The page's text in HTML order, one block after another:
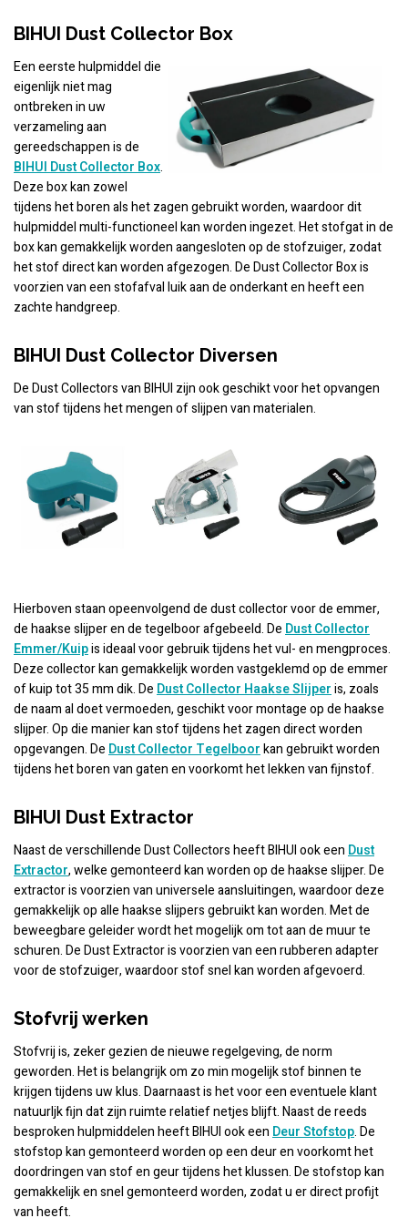
BIHUI Dust Collector Box
Een eerste hulpmiddel die
eigenlijk niet mag
ontbreken in uw
verzameling aan
gereedschappen is de
BIHUI Dust Collector Box.
Deze box kan zowel
tijdens het boren als het zagen gebruikt worden, waardoor dit
hulpmiddel multi-functioneel kan worden ingezet. Het stofgat in de
box kan gemakkelijk worden aangesloten op de stofzuiger, zodat
het stof direct kan worden afgezogen. De Dust Collector Box is
voorzien van een stofafval luik aan de onderkant en heeft een
zachte handgreep.
BIHUI Dust Collector Diversen
De Dust Collectors van BIHUI zijn ook geschikt voor het opvangen
van stof tijdens het mengen of slijpen van materialen.
Hierboven staan opeenvolgend de dust collector voor de emmer,
de haakse slijper en de tegelboor afgebeeld. De Dust Collector
Emmer/Kuipis ideaal voor gebruik tijdens het vul- en mengproces.
Deze collector kan gemakkelijk worden vastgeklemd op de emmer
of kuip tot 35 mm dik. De Dust Collector Haakse Slijperis, zoals
de naam al doet vermoeden, geschikt voor montage op de haakse
slijper. Op die manier kan stof tijdens het zagen direct worden
opgevangen. De Dust Collector Tegelboorkan gebruikt worden
tijdens het boren van gaten en voorkomt het lekken van fijnstof.
BIHUI Dust Extractor
Naast de verschillende Dust Collectors heeft BIHUI ook een Dust
Extractor, welke gemonteerd kan worden op de haakse slijper. De
extractor is voorzien van universele aansluitingen, waardoor deze
gemakkelijk op alle haakse slijpers gebruikt kan worden. Met de
beweegbare geleider wordt het mogelijk om tot aan de muur te
schuren. De Dust Extractor is voorzien van een rubberen adapter
voor de stofzuiger, waardoor stof snel kan worden afgevoerd.
Stofvrij werken
Stofvrij is, zeker gezien de nieuwe regelgeving, de norm
geworden. Het is belangrijk om zo min mogelijk stof binnen te
krijgen tijdens uw klus. Daarnaast is het voor een eventuele klant
natuurljk fijn dat zijn ruimte relatief netjes blijft. Naast de reeds
besproken hulpmiddelen heeft BIHUI ook een Deur Stofstop. De
stofstop kan gemonteerd worden op een deur en voorkomt het
doordringen van stof en geur tijdens het klussen. De stofstop kan
gemakkelijk en snel gemonteerd worden, zodat u er direct profijt
van heeft.